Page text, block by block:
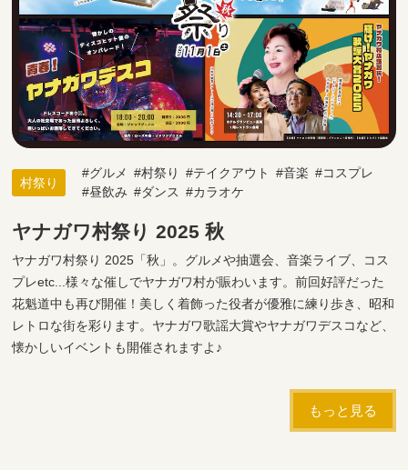
村祭り
グルメ 村祭り テイクアウト 音楽
コスプレ
昼飲み
ダンス カラオケ
ヤナガワ村祭り 2025 秋
ヤナガワ村祭り 2025「秋」。グルメや抽選会、音楽ライブ、コス
プレetc...様々な催しでヤナガワ村が賑わいます。前回好評だった
花魁道中も再び開催！美しく着飾った役者が優雅に練り歩き、昭和
レトロな街を彩ります。ヤナガワ歌謡大賞やヤナガワデスコなど、
懐かしいイベントも開催されますよ♪
もっと見る